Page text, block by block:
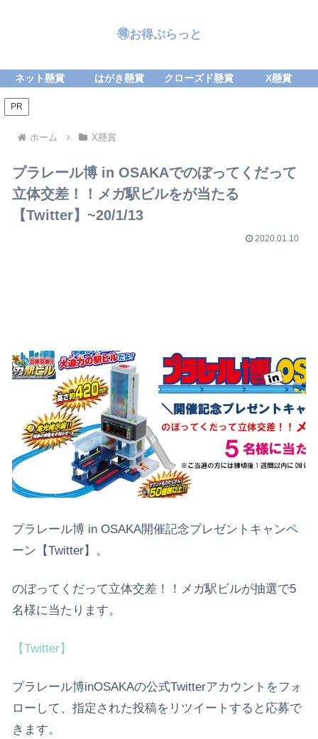
🉐お得ぷらっと
ネット懸賞 はがき懸賞 クローズド懸賞 X懸賞
PR
ホーム X懸賞
プラレール博 in OSAKAでのぼってくだって
立体交差！！メガ駅ビルをが当たる
【Twitter】~20/1/13
2020.01.10
プラレール博 in OSAKA開催記念プレゼントキャンペ
ーン【Twitter】。
のぼってくだって立体交差！！メガ駅ビルが抽選で5
名様に当たります。
【Twitter】
プラレール博inOSAKAの公式Twitterアカウントをフォ
ローして、指定された投稿をリツイートすると応募で
きます。